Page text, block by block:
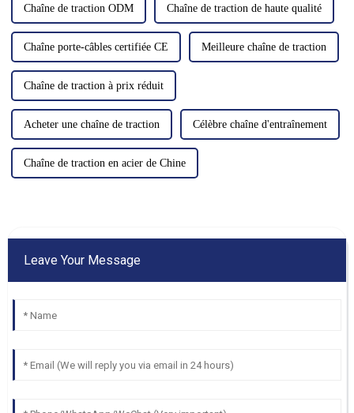
Chaîne de traction ODM Chaîne de traction de haute qualité
Chaîne porte-câbles certifiée CE Meilleure chaîne de traction
Chaîne de traction à prix réduit
Acheter une chaîne de traction Célèbre chaîne d'entraînement
Chaîne de traction en acier de Chine
Leave Your Message